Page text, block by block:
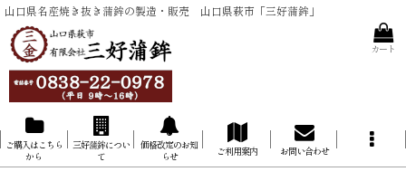
山口県名産焼き抜き蒲鉾の製造・販売 山口県萩市「三好蒲鉾」
カート
ご購入はこちら
から
三好蒲鉾につい
て
価格改定のお知
らせ
ご利用案内 お問い合わせ